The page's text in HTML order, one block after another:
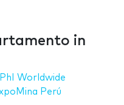
in
Worldwide
Perú